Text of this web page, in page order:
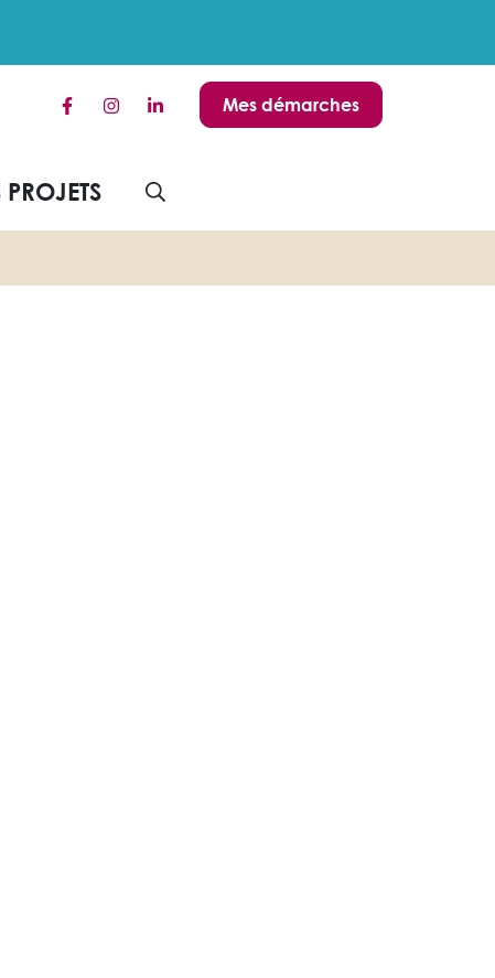
Lien vers le compte Facebook
Lien vers le compte Instagram
Lien vers le compte Linkedin
Mes démarches
PROJETS AFFICHER LA RECHERCHE